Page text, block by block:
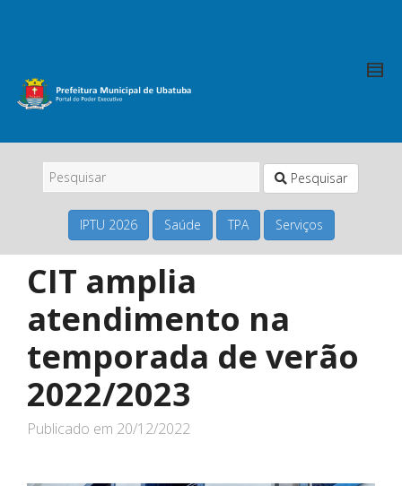
Pesquisar
IPTU 2026 Saúde TPA Serviços
CIT amplia
atendimento na
temporada de verão
2022/2023
Publicado em 20/12/2022